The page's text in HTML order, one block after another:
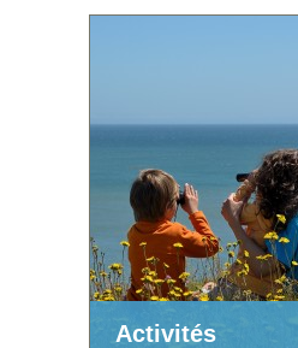
Activités